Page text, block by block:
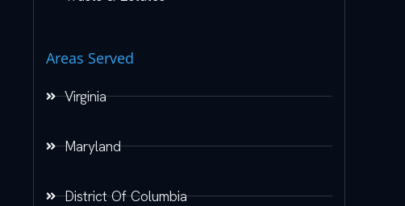
Areas Served
Virginia
Maryland
District Of Columbia